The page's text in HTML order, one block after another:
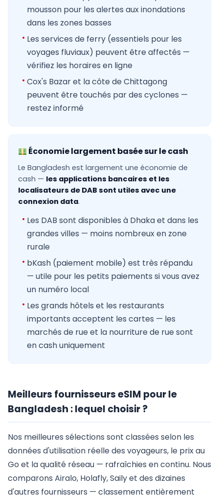
mousson pour les alertes aux inondations
dans les zones basses
Les services de ferry (essentiels pour les
voyages fluviaux) peuvent être affectés —
vérifiez les horaires en ligne
Cox's Bazar et la côte de Chittagong
peuvent être touchés par des cyclones —
restez informé
Économie largement basée sur le cash
Le Bangladesh est largement une économie de
cash — les applications bancaires et les
localisateurs de DAB sont utiles avec une
connexion data.
Les DAB sont disponibles à Dhaka et dans les
grandes villes — moins nombreux en zone
rurale
bKash (paiement mobile) est très répandu
— utile pour les petits paiements si vous avez
un numéro local
Les grands hôtels et les restaurants
importants acceptent les cartes — les
marchés de rue et la nourriture de rue sont
en cash uniquement
Meilleurs fournisseurs eSIM pour le
Bangladesh : lequel choisir ?
Nos meilleures sélections sont classées selon les
données d'utilisation réelle des voyageurs, le prix au
Go et la qualité réseau — rafraîchies en continu. Nous
comparons Airalo, Holafly, Saily et des dizaines
d'autres fournisseurs — classement entièrement